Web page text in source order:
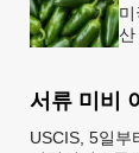
미
산
서류 미비
USCIS, 5일부